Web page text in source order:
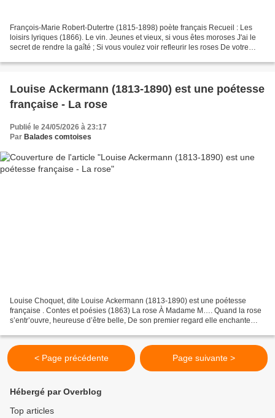
François-Marie Robert-Dutertre (1815-1898) poète français Recueil : Les
loisirs lyriques (1866). Le vin. Jeunes et vieux, si vous êtes moroses J'ai le
secret de rendre la gaîté ; Si vous voulez voir refleurir les roses De votre
Louise Ackermann (1813-1890) est une poétesse
française - La rose
Publié le 24/05/2026 à 23:17
Par Balades comtoises
Louise Choquet, dite Louise Ackermann (1813-1890) est une poétesse
française . Contes et poésies (1863) La rose À Madame M…. Quand la rose
s’entr’ouvre, heureuse d’être belle, De son premier regard elle enchante
< Page précédente Page suivante >
Hébergé par Overblog
Top articles